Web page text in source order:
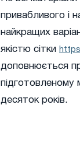
привабливого і
найкращих
якістю сітки
доповнюється
десяток років.